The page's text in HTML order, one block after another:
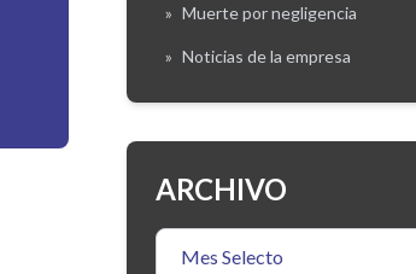
» Muerte por negligencia
» Noticias de la empresa
ARCHIVO